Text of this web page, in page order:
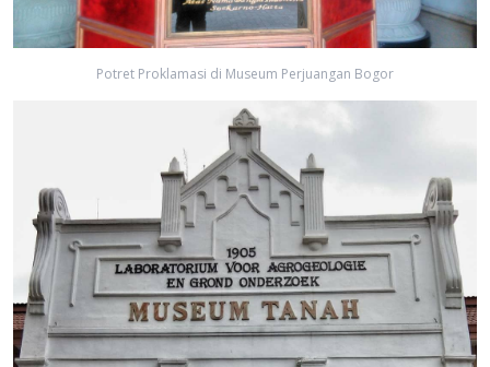
Potret Proklamasi di Museum Perjuangan Bogor